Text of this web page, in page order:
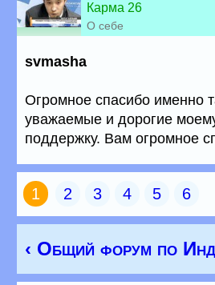
Карма 26
О себе
svmasha
Огромное спасибо именно
уважаемые и дорогие
поддержку. Вам огромное
1 2 3 4 5 6
‹ Общий форум по